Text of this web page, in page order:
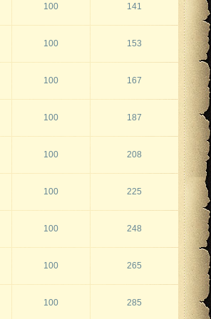
100 141
100 153
100 167
100 187
100 208
100 225
100 248
100 265
100 285